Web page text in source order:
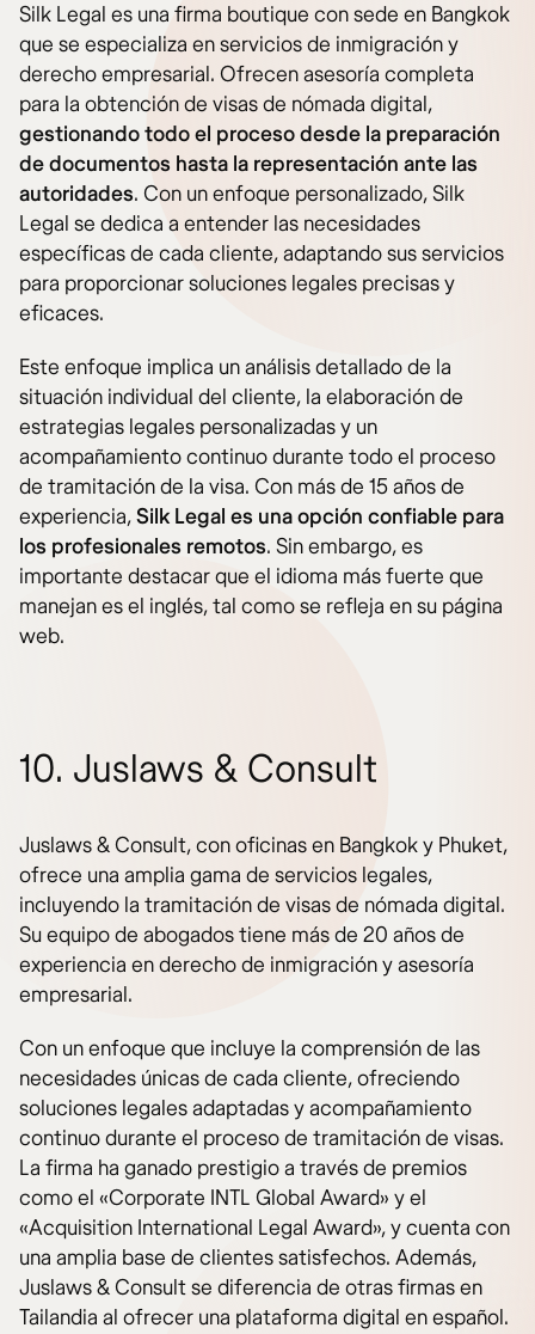
Silk Legal es una firma boutique con sede en Bangkok
que se especializa en servicios de inmigración y
derecho empresarial. Ofrecen asesoría completa
para la obtención de visas de nómada digital,
gestionando todo el proceso desde la preparación
de documentos hasta la representación ante las
autoridades. Con un enfoque personalizado, Silk
Legal se dedica a entender las necesidades
específicas de cada cliente, adaptando sus servicios
para proporcionar soluciones legales precisas y
eficaces.
Este enfoque implica un análisis detallado de la
situación individual del cliente, la elaboración de
estrategias legales personalizadas y un
acompañamiento continuo durante todo el proceso
de tramitación de la visa. Con más de 15 años de
experiencia,Silk Legal es una opción confiable para
los profesionales remotos. Sin embargo, es
importante destacar que el idioma más fuerte que
manejan es el inglés, tal como se refleja en su página
web.
10. Juslaws & Consult
Juslaws & Consult, con oficinas en Bangkok y Phuket,
ofrece una amplia gama de servicios legales,
incluyendo la tramitación de visas de nómada digital.
Su equipo de abogados tiene más de 20 años de
experiencia en derecho de inmigración y asesoría
empresarial.
Con un enfoque que incluye la comprensión de las
necesidades únicas de cada cliente, ofreciendo
soluciones legales adaptadas y acompañamiento
continuo durante el proceso de tramitación de visas.
La firma ha ganado prestigio a través de premios
como el «Corporate INTL Global Award» y el
«Acquisition International Legal Award», y cuenta con
una amplia base de clientes satisfechos. Además,
Juslaws & Consult se diferencia de otras firmas en
Tailandia al ofrecer una plataforma digital en español.